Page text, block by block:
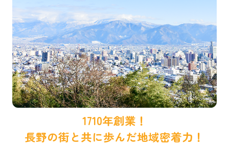
1710年創業！
長野の街と共に歩んだ地域密着力！